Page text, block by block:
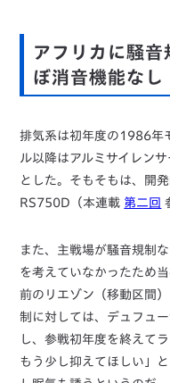
アフリカに騒
ぼ消音機能なし
排気系は初年度の1986年
ル以降はアルミサイレン
とした。そもそもは、開
RS750D（本連載 第二回
また、主戦場が騒音規制
を考えていなかったため
前のリエゾン（移動区間
制に対しては、デュフュ
し、参戦初年度を終えて
もう少し抑えてほしい」